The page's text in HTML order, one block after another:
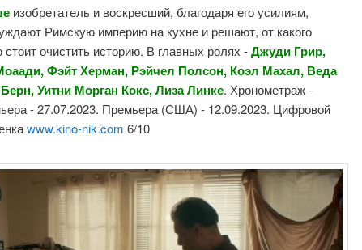
изобретатель и воскресший, благодаря его усилиям,
Римскую империю на кухне и решают, от какого
очистить историю. В главных ролях -Джуди Грир,
,Фэйт Херман, Рэйчел Полсон, Коэл Махал, Веда
,Уитни Морган Кокс,Лиза Линке. Хронометраж -
-27.07.2023. Премьера (США) - 12.09.2023. Цифровой
www.kino-nik.com 6/10